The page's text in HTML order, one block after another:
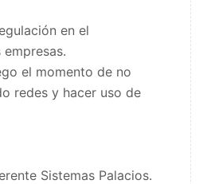
en el
el momento de no
redes y hacer uso de
Sistemas Palacios.